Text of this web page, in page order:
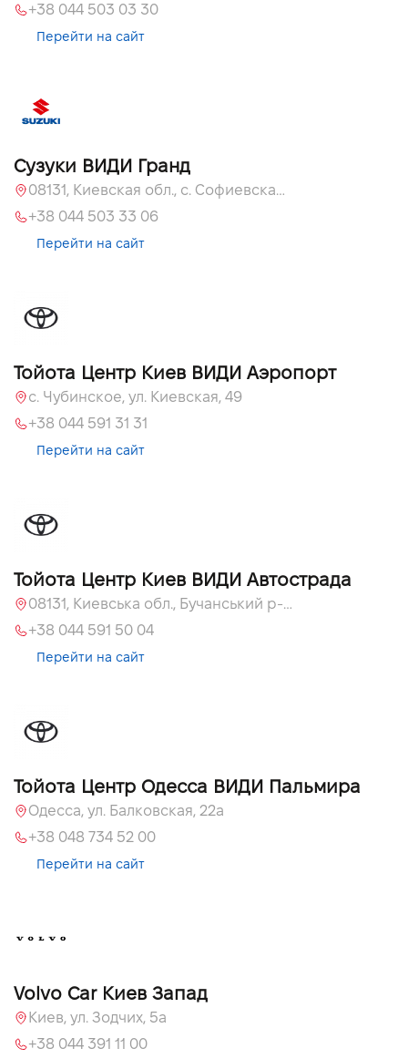
+38 044 503 03 30
Перейти на сайт
Сузуки ВИДИ Гранд
08131, Киевская обл., с. Софиевская Борщаговка, ул. Большая Кольцевая, 60
+38 044 503 33 06
Перейти на сайт
Тойота Центр Киев ВИДИ Аэропорт
c. Чубинское, ул. Киевская, 49
+38 044 591 31 31
Перейти на сайт
Тойота Центр Киев ВИДИ Автострада
08131, Киевська обл., Бучанський р-н, с.Софиевская Борщаговка, вул. Большая Кольцевая, 56
+38 044 591 50 04
Перейти на сайт
Тойота Центр Одесса ВИДИ Пальмира
Одесса, ул. Балковская, 22а
+38 048 734 52 00
Перейти на сайт
Volvo Car Киев Запад
Киев, ул. Зодчих, 5а
+38 044 391 11 00